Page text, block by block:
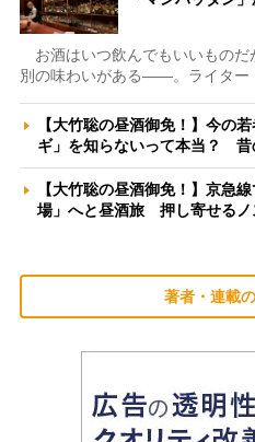
お酒はいつ飲んでもいいものだ
別の味わいがある――。ライター
【大竹聡の昼酒御免！】今の
ギ」を知らないって本当？
【大竹聡の昼酒御免！】京急
場」へと昼酒旅 押し寄せる
著者・連載